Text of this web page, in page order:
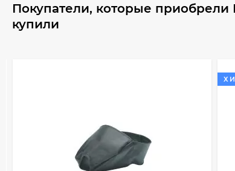
Покупатели, которые
купили